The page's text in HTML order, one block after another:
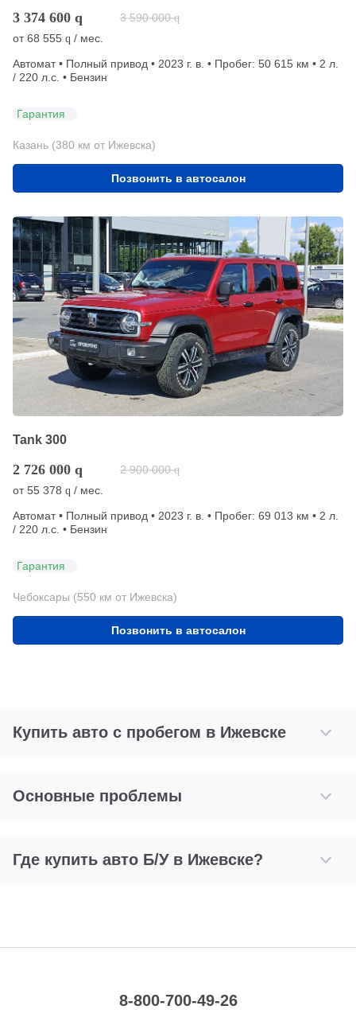
3 374 600 q 3 590 000 q
от68 555 q / мес.
Автомат • Полный привод • 2023 г. в. • Пробег: 50 615 км • 2 л.
/ 220 л.с. • Бензин
Гарантия
Казань (380 км от Ижевска)
Позвонить в автосалон
Tank 300
2 726 000 q 2 900 000 q
от55 378 q / мес.
Автомат • Полный привод • 2023 г. в. • Пробег: 69 013 км • 2 л.
/ 220 л.с. • Бензин
Гарантия
Чебоксары (550 км от Ижевска)
Позвонить в автосалон
Купить авто с пробегом в Ижевске
Основные проблемы
Где купить авто Б/У в Ижевске?
8-800-700-49-26